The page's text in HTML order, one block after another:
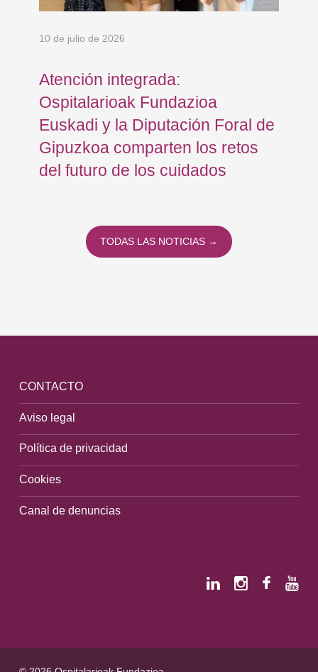
10 de julio de 2026
Atención integrada:
Ospitalarioak Fundazioa
Euskadi y la Diputación Foral de
Gipuzkoa comparten los retos
del futuro de los cuidados
TODAS LAS NOTICIAS →
CONTACTO
Aviso legal
Política de privacidad
Cookies
Canal de denuncias